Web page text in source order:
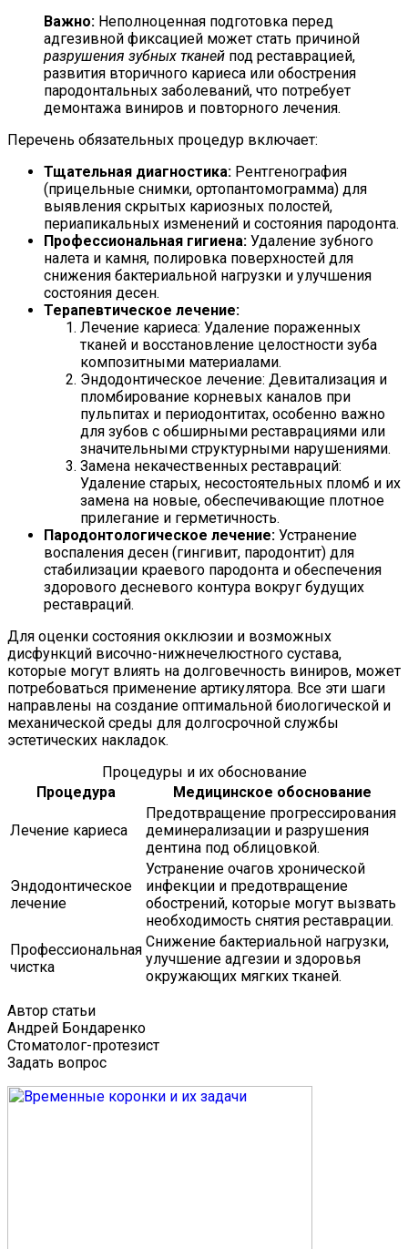
Важно: Неполноценная подготовка перед
адгезивной фиксацией может стать причиной
разрушения зубных тканей под реставрацией,
развития вторичного кариеса или обострения
пародонтальных заболеваний, что потребует
демонтажа виниров и повторного лечения.
Перечень обязательных процедур включает:
Тщательная диагностика: Рентгенография
(прицельные снимки, ортопантомограмма) для
выявления скрытых кариозных полостей,
периапикальных изменений и состояния пародонта.
Профессиональная гигиена: Удаление зубного
налета и камня, полировка поверхностей для
снижения бактериальной нагрузки и улучшения
состояния десен.
Терапевтическое лечение:
Лечение кариеса: Удаление пораженных
тканей и восстановление целостности зуба
композитными материалами.
Эндодонтическое лечение: Девитализация и
пломбирование корневых каналов при
пульпитах и периодонтитах, особенно важно
для зубов с обширными реставрациями или
значительными структурными нарушениями.
Замена некачественных реставраций:
Удаление старых, несостоятельных пломб и их
замена на новые, обеспечивающие плотное
прилегание и герметичность.
Пародонтологическое лечение: Устранение
воспаления десен (гингивит, пародонтит) для
стабилизации краевого пародонта и обеспечения
здорового десневого контура вокруг будущих
реставраций.
Для оценки состояния окклюзии и возможных
дисфункций височно-нижнечелюстного сустава,
которые могут влиять на долговечность виниров, может
потребоваться применение артикулятора. Все эти шаги
направлены на создание оптимальной биологической и
механической среды для долгосрочной службы
эстетических накладок.
Процедуры и их обоснование
Процедура
Медицинское обоснование
Лечение кариеса
Предотвращение прогрессирования
деминерализации и разрушения
дентина под облицовкой.
Эндодонтическое
лечение
Устранение очагов хронической
инфекции и предотвращение
обострений, которые могут вызвать
необходимость снятия реставрации.
Профессиональная
чистка
Снижение бактериальной нагрузки,
улучшение адгезии и здоровья
окружающих мягких тканей.
Автор статьи
Андрей Бондаренко
Стоматолог-протезист
Задать вопрос